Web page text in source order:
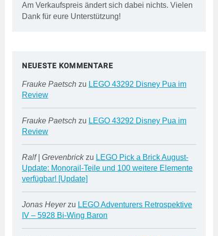
Am Verkaufspreis ändert sich dabei nichts. Vielen
Dank für eure Unterstützung!
NEUESTE KOMMENTARE
Frauke Paetsch zu LEGO 43292 Disney Pua im
Review
Frauke Paetsch zu LEGO 43292 Disney Pua im
Review
Ralf | Grevenbrickzu LEGO Pick a Brick August-
Update: Monorail-Teile und 100 weitere Elemente
verfügbar! [Update]
Jonas Heyerzu LEGO Adventurers Retrospektive
IV – 5928 Bi-Wing Baron